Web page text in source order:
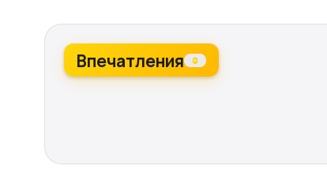
Впечатления 0